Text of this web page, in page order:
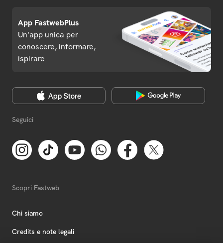
App FastwebPlus
Un'app unica per
conoscere, informare,
ispirare
Seguici
Scopri Fastweb
Chi siamo
Credits e note legali